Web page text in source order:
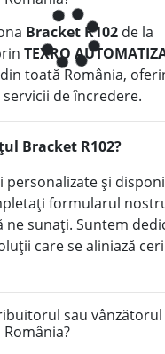
Bracket R102 de la
TEXRO
toată România,
de încredere.
Bracket R102?
și
formularul
ne sunați. Suntem
care se aliniază
sau vânzătorul